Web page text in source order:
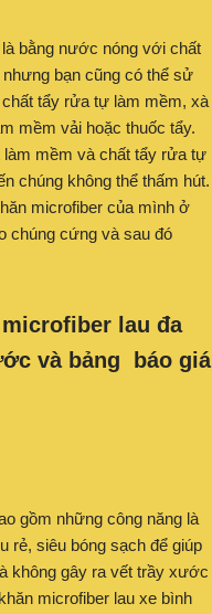
bằng nước nóng với chất
bạn cũng có thể sử
tẩy rửa tự làm mềm, xà
mềm vải hoặc thuốc tẩy.
làm mềm và chất tẩy rửa tự
chúng không thể thấm hút.
microfiber của mình ở
chúng cứng và sau đó
lau đa
và bảng báo giá
gồm những công năng là
rẻ, siêu bóng sạch để giúp
không gây ra vết trầy xước
microfiber lau xe bình